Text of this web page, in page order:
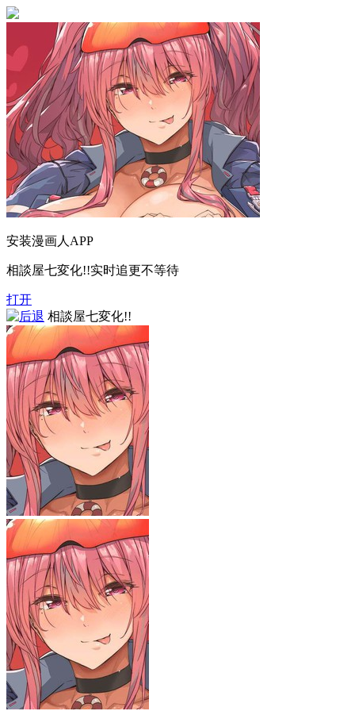
安装漫画人APP
相談屋七変化!!实时追更不等待
打开
相談屋七変化!!